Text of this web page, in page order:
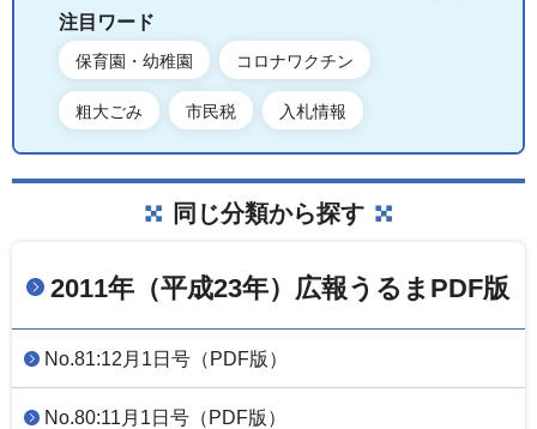
注目ワード
保育園・幼稚園 コロナワクチン
粗大ごみ 市民税 入札情報
同じ分類から探す
2011年（平成23年）広報うるまPDF版
No.81:12月1日号（PDF版）
No.80:11月1日号（PDF版）